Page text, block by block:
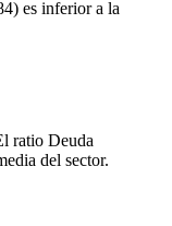
es inferior a la
ratio Deuda
del sector.